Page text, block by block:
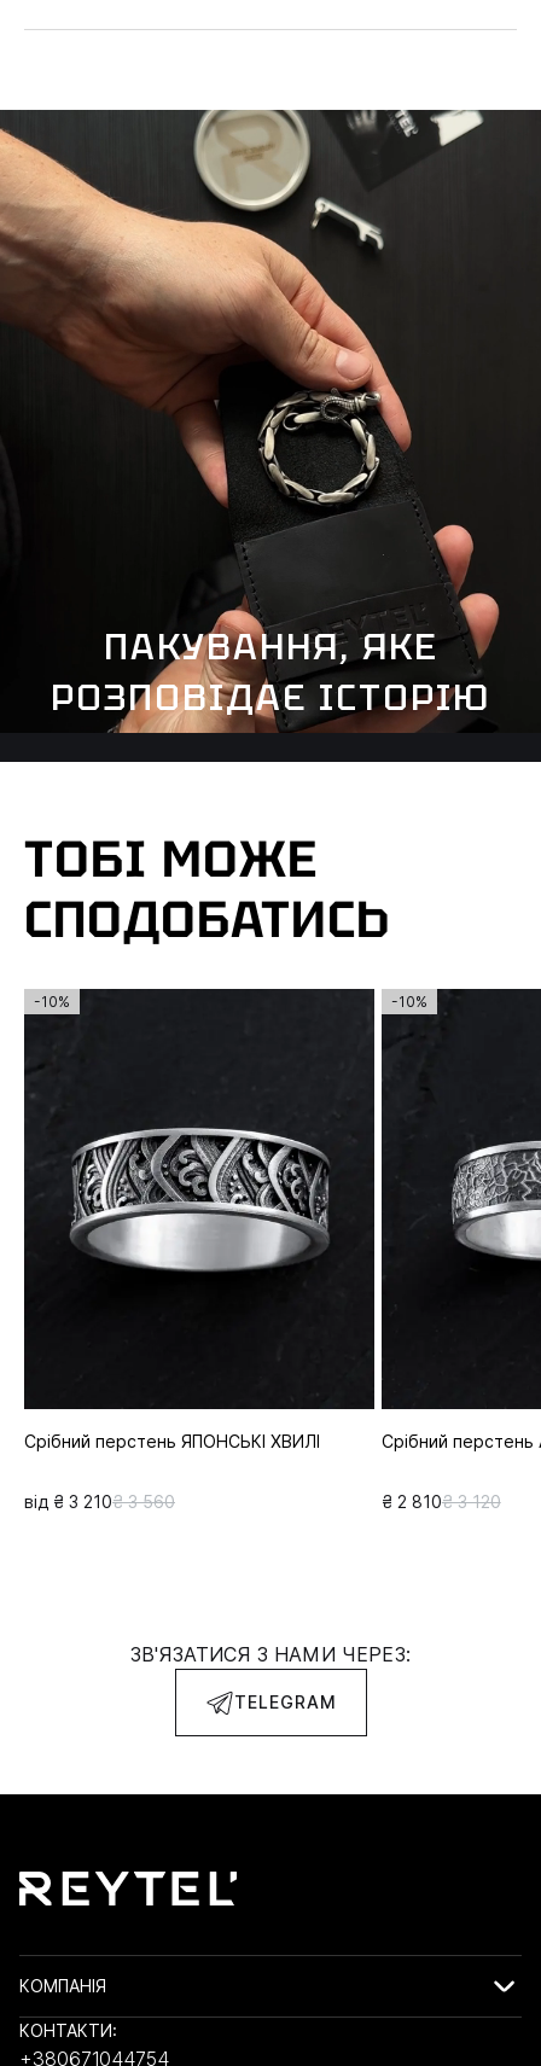
ПАКУВАННЯ, ЯКЕ
РОЗПОВІДАЄ ІСТОРІЮ
ТОБІ МОЖЕ
СПОДОБАТИСЬ
-10%
Срібний перстень ЯПОНСЬКІ ХВИЛІ
від ₴ 3 210₴ 3 560
-10%
Срібний перстень
₴ 2 810₴ 3 120
ЗВ'ЯЗАТИСЯ З НАМИ ЧЕРЕЗ:
TELEGRAM
КОМПАНІЯ
КОНТАКТИ:
+380671044754